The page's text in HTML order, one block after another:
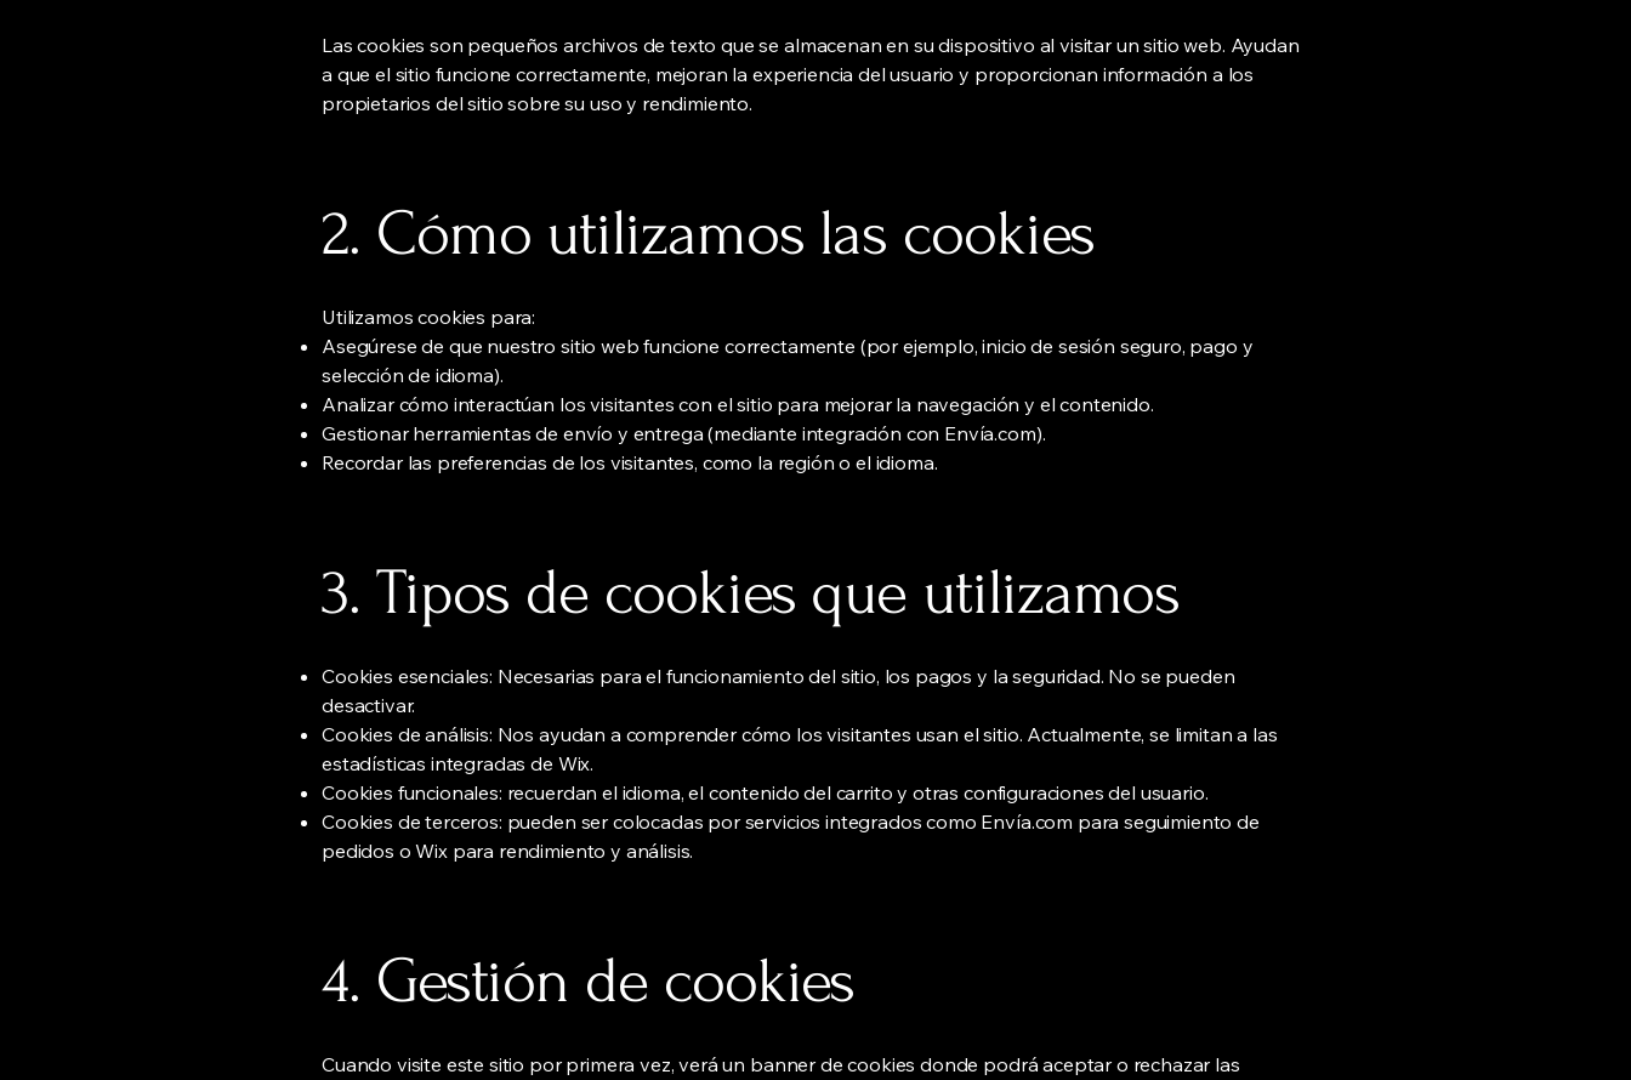
Las cookies son pequeños archivos de texto que se almacenan en su dispositivo al visitar un sitio web. Ayudan
a que el sitio funcione correctamente, mejoran la experiencia del usuario y proporcionan información a los
propietarios del sitio sobre su uso y rendimiento.
2. Cómo utilizamos las cookies
Utilizamos cookies para:
Asegúrese de que nuestro sitio web funcione correctamente (por ejemplo, inicio de sesión seguro, pago y
selección de idioma).
Analizar cómo interactúan los visitantes con el sitio para mejorar la navegación y el contenido.
Gestionar herramientas de envío y entrega (mediante integración con Envía.com).
Recordar las preferencias de los visitantes, como la región o el idioma.
3. Tipos de cookies que utilizamos
Cookies esenciales: Necesarias para el funcionamiento del sitio, los pagos y la seguridad. No se pueden
desactivar.
Cookies de análisis: Nos ayudan a comprender cómo los visitantes usan el sitio. Actualmente, se limitan a las
estadísticas integradas de Wix.
Cookies funcionales: recuerdan el idioma, el contenido del carrito y otras configuraciones del usuario.
Cookies de terceros: pueden ser colocadas por servicios integrados como Envía.com para seguimiento de
pedidos o Wix para rendimiento y análisis.
4. Gestión de cookies
Cuando visite este sitio por primera vez, verá un banner de cookies donde podrá aceptar o rechazar las